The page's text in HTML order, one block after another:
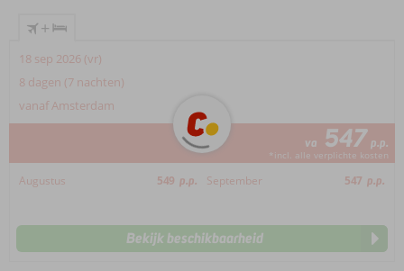
+
18 sep 2026 (vr)
8 dagen (7 nachten)
vanaf Amsterdam
va 547 p.p.
*incl. alle verplichte kosten
Augustus 549 p.p. September 547 p.p.
Bekijk beschikbaarheid